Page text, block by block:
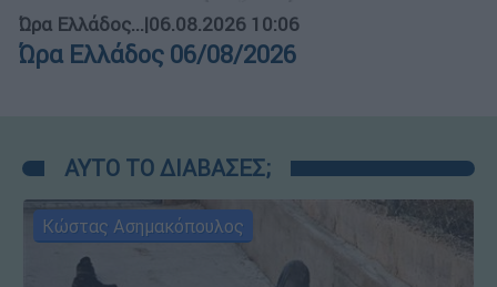
Ώρα Ελλάδος...|06.08.2026 10:06
Ώρα Ελλάδος 06/08/2026
ΑΥΤΟ ΤΟ ΔΙΑΒΑΣΕΣ;
Κώστας Ασημακόπουλος